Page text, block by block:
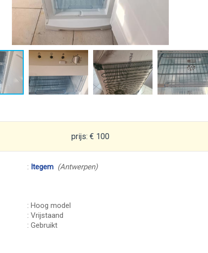
prijs: € 100
: Itegem (Antwerpen)
: Hoog model
: Vrijstaand
: Gebruikt